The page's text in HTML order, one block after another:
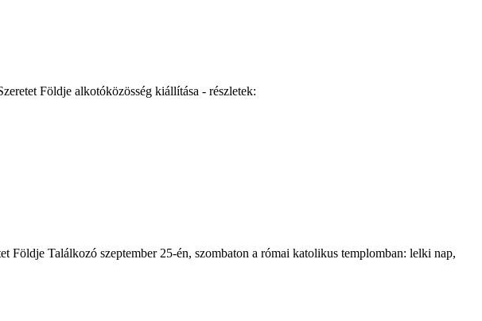
Földje alkotóközösség kiállítása - részletek:
Földje Találkozó szeptember 25-én, szombaton a római katolikus templomban: lelki nap,